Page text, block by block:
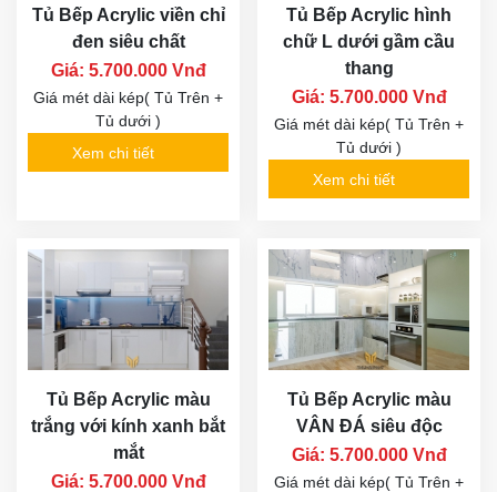
Tủ Bếp Acrylic viền chỉ
đen siêu chất
Giá: 5.700.000 Vnđ
Giá mét dài kép( Tủ Trên +
Tủ dưới )
Xem chi tiết
Tủ Bếp Acrylic hình
chữ L dưới gầm cầu
thang
Giá: 5.700.000 Vnđ
Giá mét dài kép( Tủ Trên +
Tủ dưới )
Xem chi tiết
Tủ Bếp Acrylic màu
trắng với kính xanh bắt
mắt
Giá: 5.700.000 Vnđ
Tủ Bếp Acrylic màu
VÂN ĐÁ siêu độc
Giá: 5.700.000 Vnđ
Giá mét dài kép( Tủ Trên +